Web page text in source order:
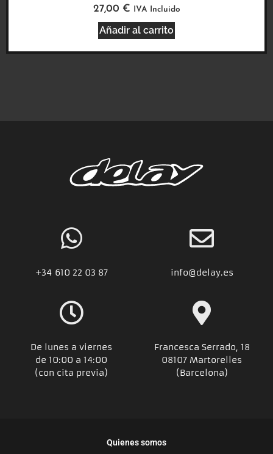
27,00 € IVA Incluido
Añadir al carrito
+34 610 22 03 87 info@delay.es
De lunes a viernes
de 10:00 a 14:00
(con cita previa)
Francesca Serrado, 18
08107 Martorelles
(Barcelona)
Quienes somos